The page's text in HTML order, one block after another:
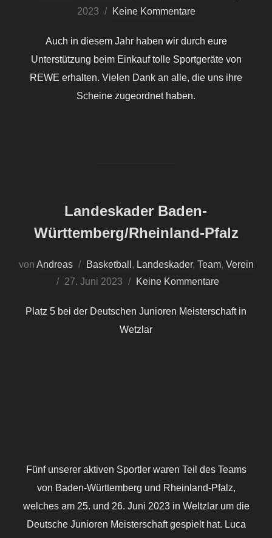
2023
Keine Kommentare
Auch in diesem Jahr haben wir durch eure
Unterstützung beim Einkauf tolle Sportgeräte von
REWE erhalten. Vielen Dank an alle, die uns ihre
Scheine zugeordnet haben.
Landeskader Baden-
Württemberg/Rheinland-Pfalz
von Andreas Basketball , Landeskader, Team, Verein
Veröffentlicht
27. Juni 2023 Keine Kommentare
Platz 5 bei der Deutschen Junioren Meisterschaft in
Wetzlar
Fünf unserer aktiven Sportler waren Teil des Teams
von Baden-Württemberg und Rheinland-Pfalz,
welches am 25. und 26. Juni 2023 in Weltzlar um die
Deutsche Junioren Meisterschaft gespielt hat. Luca